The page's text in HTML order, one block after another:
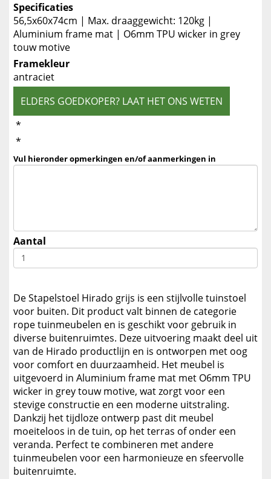
Specificaties
56,5x60x74cm | Max. draaggewicht: 120kg |
Aluminium frame mat | O6mm TPU wicker in grey
touw motive
Framekleur
antraciet
ELDERS GOEDKOPER? LAAT HET ONS WETEN
*
*
Vul hieronder opmerkingen en/of aanmerkingen in
Aantal
De Stapelstoel Hirado grijs is een stijlvolle tuinstoel
voor buiten. Dit product valt binnen de categorie
rope tuinmeubelen en is geschikt voor gebruik in
diverse buitenruimtes. Deze uitvoering maakt deel uit
van de Hirado productlijn en is ontworpen met oog
voor comfort en duurzaamheid. Het meubel is
uitgevoerd in Aluminium frame mat met O6mm TPU
wicker in grey touw motive, wat zorgt voor een
stevige constructie en een moderne uitstraling.
Dankzij het tijdloze ontwerp past dit meubel
moeiteloos in de tuin, op het terras of onder een
veranda. Perfect te combineren met andere
tuinmeubelen voor een harmonieuze en sfeervolle
buitenruimte.